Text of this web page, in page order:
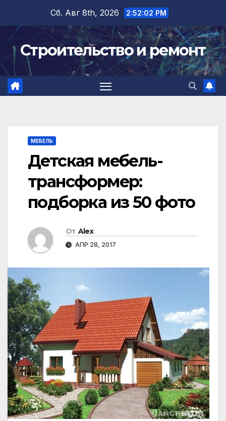
содержимому
Сб. Авг 8th, 2026 2:52:02 PM
Строительство и ремонт
МЕБЕЛЬ
Детская мебель-
трансформер:
подборка из 50 фото
От Alex
АПР 28, 2017